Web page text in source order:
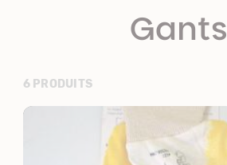
Gants
6 PRODUITS